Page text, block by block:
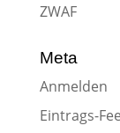
ZWAF
Meta
Anmelden
Eintrags-